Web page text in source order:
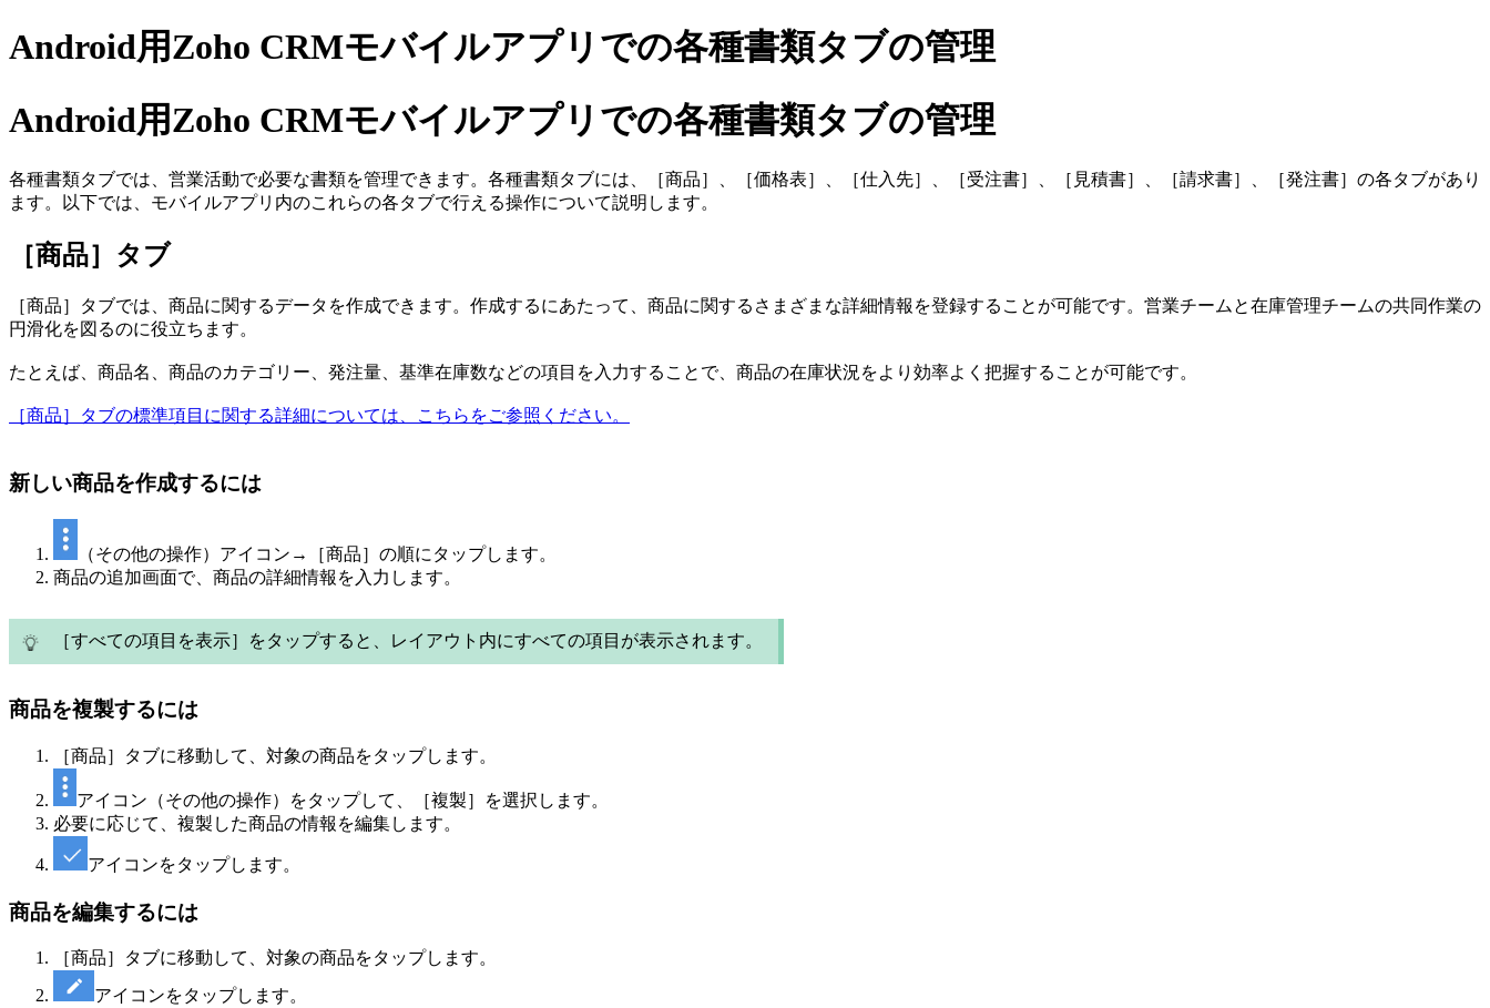
Android用Zoho CRMモバイルアプリでの各種書類タブの管理
Android用Zoho CRMモバイルアプリでの各種書類タブの管理
各種書類タブでは、営業活動で必要な書類を管理できます。各種書類タブには、［商品］、［価格表］、［仕入先］、［受注書］、［見積書］、［請求書］、［発注書］の各タブがあり
ます。以下では、モバイルアプリ内のこれらの各タブで行える操作について説明します。
［商品］タブ
［商品］タブでは、商品に関するデータを作成できます。作成するにあたって、商品に関するさまざまな詳細情報を登録することが可能です。営業チームと在庫管理チームの共同作業の
円滑化を図るのに役立ちます。
たとえば、商品名、商品のカテゴリー、発注量、基準在庫数などの項目を入力することで、商品の在庫状況をより効率よく把握することが可能です。
［商品］タブの標準項目に関する詳細については、こちらをご参照ください。
新しい商品を作成するには
（その他の操作）アイコン→［商品］の順にタップします。
商品の追加画面で、商品の詳細情報を入力します。
［すべての項目を表示］をタップすると、レイアウト内にすべての項目が表示されます。
商品を複製するには
［商品］タブに移動して、対象の商品をタップします。
アイコン（その他の操作）をタップして、［複製］を選択します。
必要に応じて、複製した商品の情報を編集します。
アイコンをタップします。
商品を編集するには
［商品］タブに移動して、対象の商品をタップします。
アイコンをタップします。